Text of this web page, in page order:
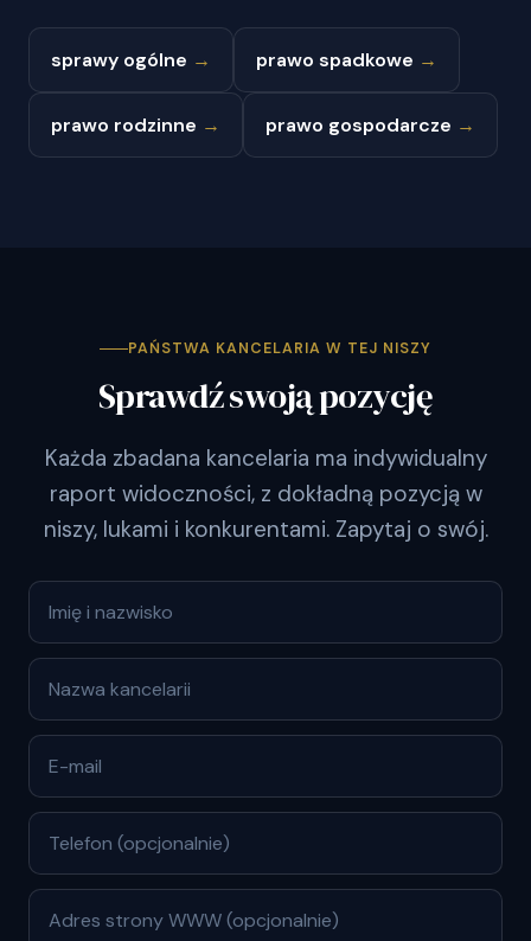
sprawy ogólne → prawo spadkowe →
prawo rodzinne → prawo gospodarcze →
PAŃSTWA KANCELARIA W TEJ NISZY
Sprawdź swoją pozycję
Każda zbadana kancelaria ma indywidualny
raport widoczności, z dokładną pozycją w
niszy, lukami i konkurentami. Zapytaj o swój.